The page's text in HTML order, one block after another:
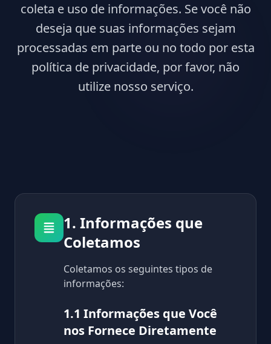
coleta e uso de informações. Se você não
deseja que suas informações sejam
processadas em parte ou no todo por esta
política de privacidade, por favor, não
utilize nosso serviço.
1. Informações que
Coletamos
Coletamos os seguintes tipos de
informações:
1.1 Informações que Você
nos Fornece Diretamente